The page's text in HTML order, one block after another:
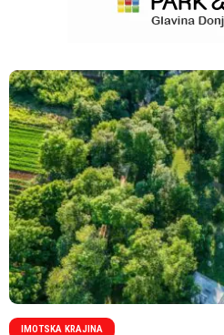
IMOTSKA KRAJINA